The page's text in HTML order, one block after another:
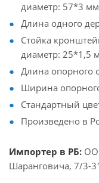
диаметр: 57*3 мм
Длина одного
Стойка
диаметр: 25*1,5
Длина опорного
Ширина
Стандартный
Произведено в
Импортер в РБ:
Шаранговича, 7/3-